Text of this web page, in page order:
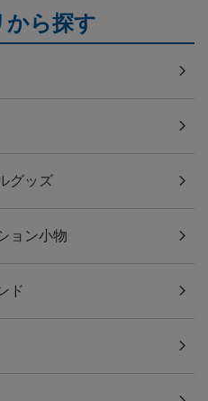
から探す
グッズ
ョン小物
ド